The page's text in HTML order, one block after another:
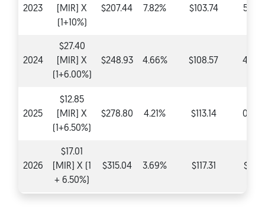
2023
[MIR] X
(1+10%)
$207.44 7.82% $103.74
2024
$27.40
[MIR] X
(1+6.00%)
$248.93 4.66% $108.57
2025
$12.85
[MIR] X
(1+6.50%)
$278.80 4.21% $113.14
2026
$17.01
[MIR] X (1
+ 6.50%)
$315.04 3.69% $117.31